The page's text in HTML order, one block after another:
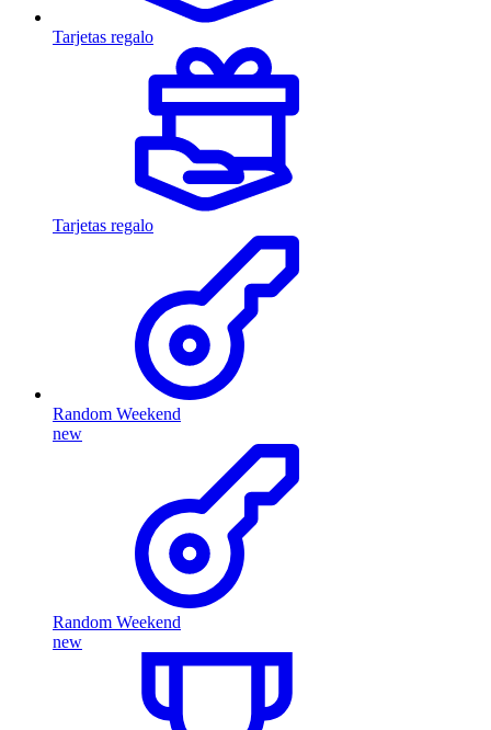
Tarjetas regalo
Tarjetas regalo
Random Weekend
new
Random Weekend
new